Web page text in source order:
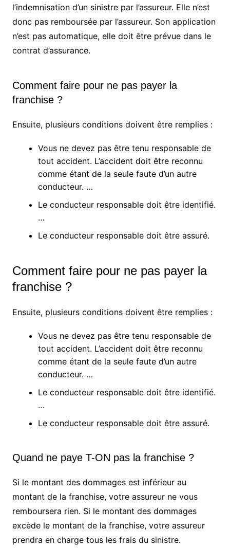
l’indemnisation d’un sinistre par l’assureur. Elle n’est
donc pas remboursée par l’assureur. Son application
n’est pas automatique, elle doit être prévue dans le
contrat d’assurance.
Comment faire pour ne pas payer la
franchise ?
Ensuite, plusieurs conditions doivent être remplies :
Vous ne devez pas être tenu responsable de
tout accident. L’accident doit être reconnu
comme étant de la seule faute d’un autre
conducteur. …
Le conducteur responsable doit être identifié.
…
Le conducteur responsable doit être assuré.
Comment faire pour ne pas payer la
franchise ?
Ensuite, plusieurs conditions doivent être remplies :
Vous ne devez pas être tenu responsable de
tout accident. L’accident doit être reconnu
comme étant de la seule faute d’un autre
conducteur. …
Le conducteur responsable doit être identifié.
…
Le conducteur responsable doit être assuré.
Quand ne paye T-ON pas la franchise ?
Si le montant des dommages est inférieur au
montant de la franchise, votre assureur ne vous
remboursera rien. Si le montant des dommages
excède le montant de la franchise, votre assureur
prendra en charge tous les frais du sinistre.